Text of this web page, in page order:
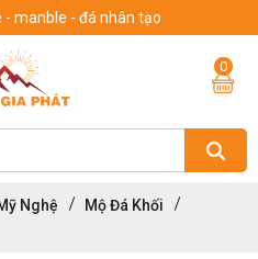
manble - đá nhân tạo
0
Nghệ
Mộ Đá Khối